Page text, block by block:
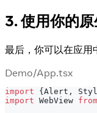
3. 使用你的
最后，你可以在应用
Demo/App.tsx
import {Alert ,
import WebView from